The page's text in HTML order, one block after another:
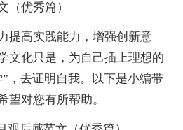
（优秀篇）
高实践能力，增强创新意
文化只是，为自己插上理想的
，去证明自我。以下是小编带
望对您有所帮助。